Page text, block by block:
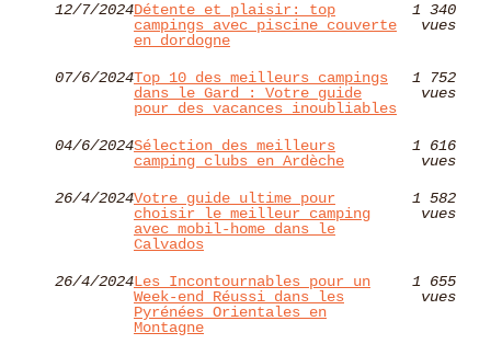
12/7/2024Détente et plaisir: top
campings avec piscine couverte
en dordogne
1 340
vues
07/6/2024Top 10 des meilleurs campings
dans le Gard : Votre guide
pour des vacances inoubliables
1 752
vues
04/6/2024Sélection des meilleurs
camping clubs en Ardèche
1 616
vues
26/4/2024Votre guide ultime pour
choisir le meilleur camping
avec mobil-home dans le
Calvados
1 582
vues
26/4/2024Les Incontournables pour un
Week-end Réussi dans les
Pyrénées Orientales en
Montagne
1 655
vues